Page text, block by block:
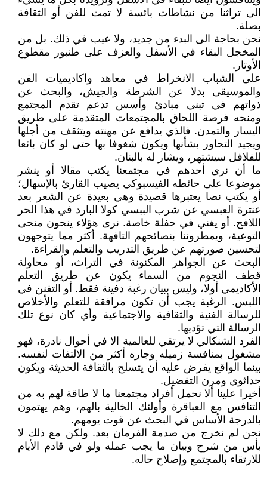
الى تراثنا من نشاطات بائسة لا تمت للفن أو الثقافة
بصلة.
نحن بحاجة الى البدء من جديد، ولا عيب في ذلك. بل من
المخجل البقاء في الأسفل والعزف على طنبور مقطوع
الأوتار.
على الشباب الانخراط في معاهد واكاديميات الفن
والموسيقى بدلا عن الشرطة والجيش، والبحث عن
ذواتهم في تبني مبادئ وأسس تدعم تقدم المجتمع
ومنحه فرصة اللحاق بالمجتمعات المتقدمة على طريق
اليسار والتمدن. فالذي يدافع عن مهنته ويتثقف من أجلها
ويجيد التحاور بشأنها ويكون شغوفا بها حتى لو كان بائعا
للفلافل سيشتهر، ويشار له بالبنان.
ما أن نرى أحدهم في مجتمعنا يكتب مقالا أو ينشر
موضوعا على حائطه الفيسبوكي يصيب القارئ بالإسهال؛
أو يكتب نصا يعتبرها قصيدة وهي بعيدة عن الشعر بعد
عنترة العبسي عن شرب الببسي كولا البارد في هذا الحر
اللافح. أو يغني في حفلة خاصة. نرى هؤلاء ينحون منحى
التوعية، ويمطروننا بنصائحهم التافهة. أكثر مما يتوجهون
لتحسين صورتهم عن طريق التدريب والتعلم والقراءة.
البحث عن الجواهر المكنونة في التراث، أو محاولة
قطف النجوم من السماء يكون عن طريق التعلم
الأكاديمي أولا، وليس ببيان رغبة دفينة فقط. أو التفنن في
اللبس. الرغبة يجب أن تكون مرافقة للتعلم والأخلاص
للرسالة الفنية والثقافية والاجتماعية وأي كان نوع تلك
الرسالة التي تؤديها.
الفرد الشنكالي لا يرتقي للعالمية الا في أحوال نادرة، فهو
مشغول بمنافسة زميله وجاره أكثر من الالتفات لنفسه.
بينما الواقع يفرض عليه أن يتسلح بالثقافة الحديثة ويكون
حداثوي ومرن التفضيل.
أخيرا علينا ألا نحمل أفراد مجتمعنا ما لا طاقة لهم به من
التنافس مع العباقرة وأولئك الخالية بالهم، وهم يهتمون
بالدرجة الأساس في البحث عن قوت يومهم.
نحن لم نخرج من صدمة الفرمان بعد. ولكن مع ذلك لا
بأس من شرح وبيان ما يجب عمله ولو في قادم الأيام
للارتقاء بالمجتمع وإصلاح حاله.